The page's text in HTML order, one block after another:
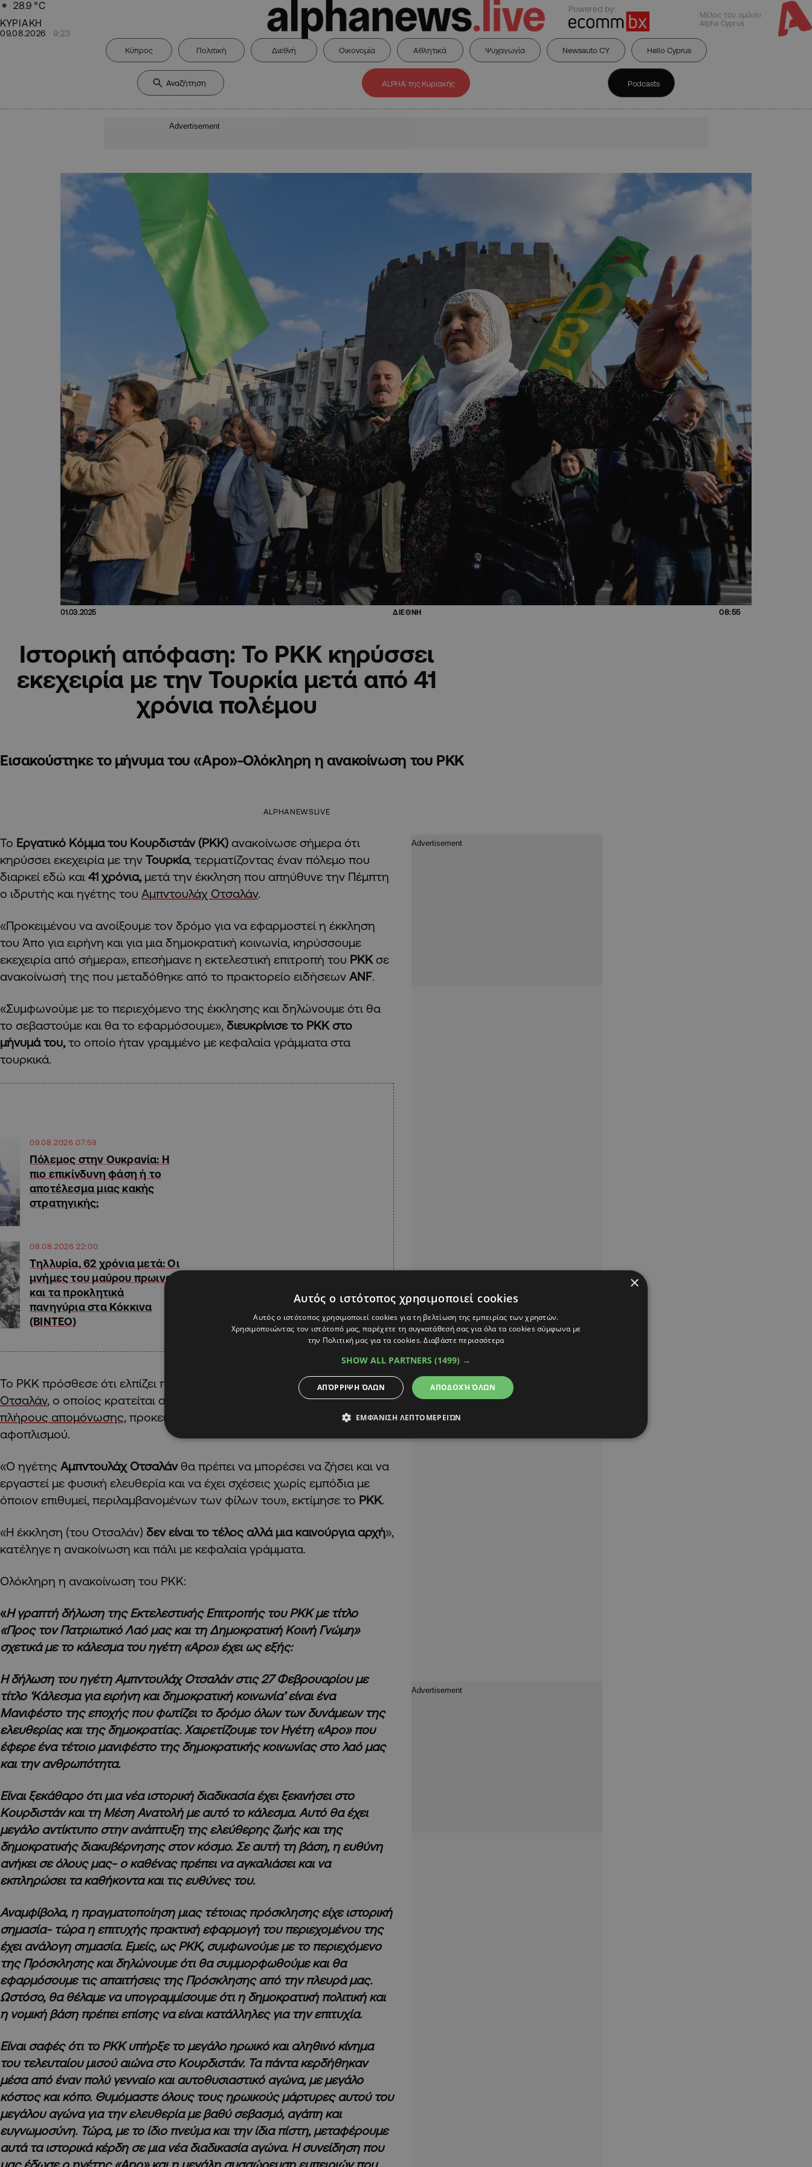
28.9 °C
ΚΥΡΙΑΚΗ
09.08.2026 9:23
Powered by:
Μέλος του ομίλου
Alpha Cyprus
Κύπρος Πολιτική Διεθνή Οικονομία Αθλητικά Ψυχαγωγία Newsauto CY Hello Cyprus
ALPHA της Κυριακής Podcasts
Advertisement
01.03.2025 ΔΙΕΘΝΗ 08:55
Ιστορική απόφαση: Το PKK κηρύσσει
εκεχειρία με την Τουρκία μετά από 41
χρόνια πολέμου
Εισακούστηκε το μήνυμα του «Apo»-Ολόκληρη η ανακοίνωση του PKK
ALPHANEWSLIVE
Το Εργατικό Κόμμα του Κουρδιστάν (PKK) ανακοίνωσε σήμερα ότι
κηρύσσει εκεχειρία με την Τουρκία, τερματίζοντας έναν πόλεμο που
διαρκεί εδώ και 41 χρόνια, μετά την έκκληση που απηύθυνε την Πέμπτη
ο ιδρυτής και ηγέτης του Αμπντουλάχ Οτσαλάν.
«Προκειμένου να ανοίξουμε τον δρόμο για να εφαρμοστεί η έκκληση
του Άπο για ειρήνη και για μια δημοκρατική κοινωνία, κηρύσσουμε
εκεχειρία από σήμερα», επεσήμανε η εκτελεστική επιτροπή του PKK σε
ανακοίνωσή της που μεταδόθηκε από το πρακτορείο ειδήσεων ANF.
«Συμφωνούμε με το περιεχόμενο της έκκλησης και δηλώνουμε ότι θα
το σεβαστούμε και θα το εφαρμόσουμε», διευκρίνισε το PKK στο
μήνυμά του, το οποίο ήταν γραμμένο με κεφαλαία γράμματα στα
τουρκικά.
09.08.2026 07:59
Πόλεμος στην Ουκρανία: Η
πιο επικίνδυνη φάση ή το
αποτέλεσμα μιας κακής
στρατηγικής;
08.08.2026 22:00
Τηλλυρία, 62 χρόνια μετά: Οι
μνήμες του μαύρου πρωινού
και τα προκλητικά
πανηγύρια στα Κόκκινα
(ΒΙΝΤΕΟ)
Το PKK πρόσθεσε ότι ελπίζει πως η
θα αφήσει ελεύθερο τον
Οτσαλάν, ο οποίος κρατείται από το 1999 σε κατάσταση σχεδόν
πλήρους απομόνωσης, προκειμένου να ηγηθεί της διαδικασίας
αφοπλισμού.
«Ο ηγέτης Αμπντουλάχ Οτσαλάνθα πρέπει να μπορέσει να ζήσει και να
εργαστεί με φυσική ελευθερία και να έχει σχέσεις χωρίς εμπόδια με
όποιον επιθυμεί, περιλαμβανομένων των φίλων του», εκτίμησε το PKK.
«Η έκκληση (του Οτσαλάν) δεν είναι το τέλος αλλά μια καινούργια αρχή»,
κατέληγε η ανακοίνωση και πάλι με κεφαλαία γράμματα.
Ολόκληρη η ανακοίνωση του PKK:
«Η γραπτή δήλωση της Εκτελεστικής Επιτροπής του ΡΚΚ με τίτλο
«Προς τον Πατριωτικό Λαό μας και τη Δημοκρατική Κοινή Γνώμη»
σχετικά με το κάλεσμα του ηγέτη «Apo» έχει ως εξής:
Η δήλωση του ηγέτη Αμπντουλάχ Οτσαλάν στις 27 Φεβρουαρίου με
τίτλο ‘Κάλεσμα για ειρήνη και δημοκρατική κοινωνία’ είναι ένα
Μανιφέστο της εποχής που φωτίζει το δρόμο όλων των δυνάμεων της
ελευθερίας και της δημοκρατίας. Χαιρετίζουμε τον Ηγέτη «Apo» που
έφερε ένα τέτοιο μανιφέστο της δημοκρατικής κοινωνίας στο λαό μας
και την ανθρωπότητα.
Είναι ξεκάθαρο ότι μια νέα ιστορική διαδικασία έχει ξεκινήσει στο
Κουρδιστάν και τη Μέση Ανατολή με αυτό το κάλεσμα. Αυτό θα έχει
μεγάλο αντίκτυπο στην ανάπτυξη της ελεύθερης ζωής και της
δημοκρατικής διακυβέρνησης στον κόσμο. Σε αυτή τη βάση, η ευθύνη
ανήκει σε όλους μας- ο καθένας πρέπει να αγκαλιάσει και να
εκπληρώσει τα καθήκοντα και τις ευθύνες του.
Αναμφίβολα, η πραγματοποίηση μιας τέτοιας πρόσκλησης είχε ιστορική
σημασία- τώρα η επιτυχής πρακτική εφαρμογή του περιεχομένου της
έχει ανάλογη σημασία. Εμείς, ως ΡΚΚ, συμφωνούμε με το περιεχόμενο
της Πρόσκλησης και δηλώνουμε ότι θα συμμορφωθούμε και θα
εφαρμόσουμε τις απαιτήσεις της Πρόσκλησης από την πλευρά μας.
Ωστόσο, θα θέλαμε να υπογραμμίσουμε ότι η δημοκρατική πολιτική και
η νομική βάση πρέπει επίσης να είναι κατάλληλες για την επιτυχία.
Είναι σαφές ότι το PKK υπήρξε το μεγάλο ηρωικό και αληθινό κίνημα
του τελευταίου μισού αιώνα στο Κουρδιστάν. Τα πάντα κερδήθηκαν
μέσα από έναν πολύ γενναίο και αυτοθυσιαστικό αγώνα, με μεγάλο
κόστος και κόπο. Θυμόμαστε όλους τους ηρωικούς μάρτυρες αυτού του
μεγάλου αγώνα για την ελευθερία με βαθύ σεβασμό, αγάπη και
ευγνωμοσύνη. Τώρα, με το ίδιο πνεύμα και την ίδια πίστη, μεταφέρουμε
αυτά τα ιστορικά κέρδη σε μια νέα διαδικασία αγώνα. Η συνείδηση που
×
Αυτός ο ιστότοπος χρησιμοποιεί cookies
Αυτός ο ιστότοπος χρησιμοποιεί cookies για τη βελτίωση της εμπειρίας των χρηστών.
Χρησιμοποιώντας τον ιστότοπό μας, παρέχετε τη συγκατάθεσή σας για όλα τα cookies σύμφωνα με
την Πολιτική μας για τα cookies.Διαβάστε περισσότερα
SHOW ALL PARTNERS (1499) →
ΑΠΟΔΟΧΉ ΌΛΩΝ
ΑΠΌΡΡΙΨΗ ΌΛΩΝ
ΕΜΦΆΝΙΣΗ ΛΕΠΤΟΜΕΡΕΙΏΝ